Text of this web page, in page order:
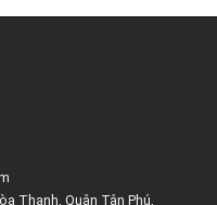
Thạnh, Quận Tân Phú,